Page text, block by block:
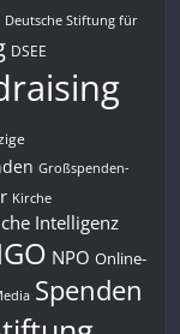
Deutsche Stiftung für
DSEE
Großspenden-
Kirche
Intelligenz
NPO Online-
Spenden